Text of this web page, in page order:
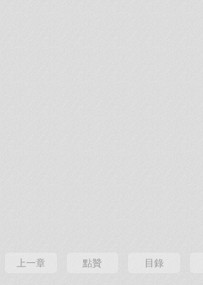
上一章 點贊 目錄